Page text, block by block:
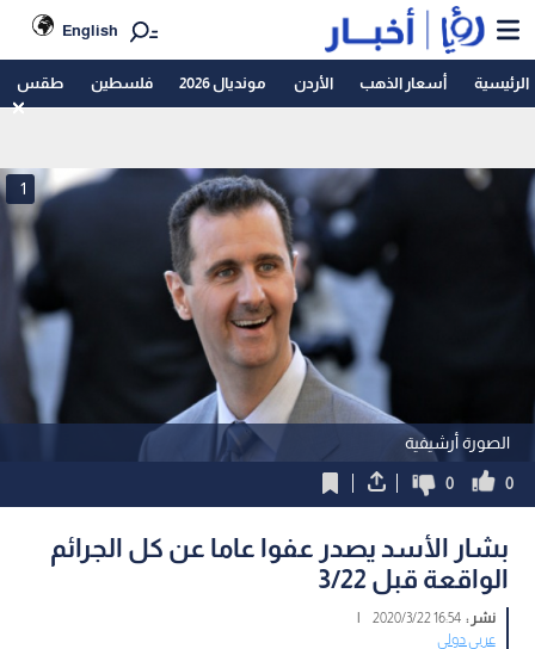
English
الرئيسية أسعار الذهب الأردن مونديال 2026 فلسطين طقس
الصورة أرشيفية
1
0
0
بشار الأسد يصدر عفوا عاما عن كل الجرائم
الواقعة قبل 3/22
نشر :16:54 2020/3/22
|
عربي دولي